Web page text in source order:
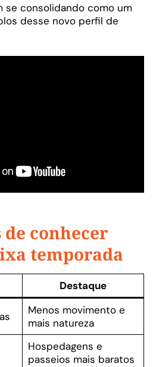
se consolidando como um
desse novo perfil de
de conhecer
temporada
Destaque
Menos movimento e
mais natureza
Hospedagens e
passeios mais baratos